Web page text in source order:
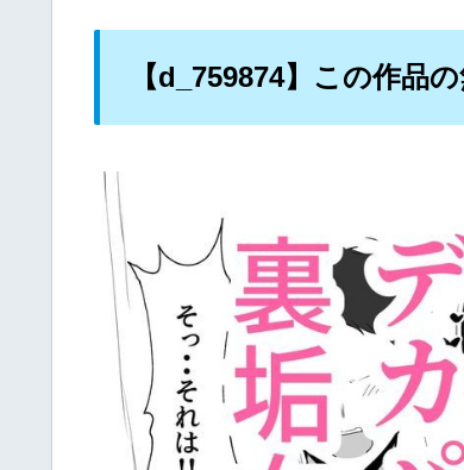
【d_759874】この作品